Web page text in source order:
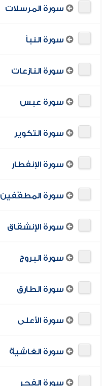
سورة المرسلات
سورة النبأ
سورة النازعات
سورة عبس
سورة التكوير
سورة الإنفطار
سورة المطفّفين
سورة الإنشقاق
سورة البروج
سورة الطارق
سورة الأعلى
سورة الغاشية
سورة الفجر